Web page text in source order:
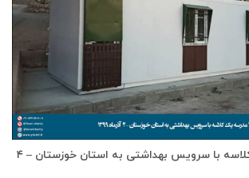
تقدیم ۷ مدرسه یک کلاسه با سرويس بهداشتی به استان خوزستان – ۴